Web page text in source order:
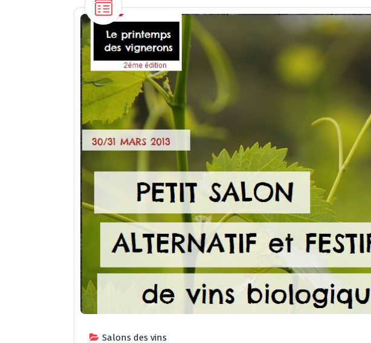
Salons des vins